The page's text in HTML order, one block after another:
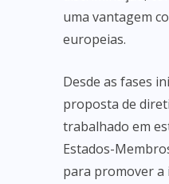
uma vantagem
europeias.
Desde as fases
proposta de
trabalhado em
Estados-
para promover a